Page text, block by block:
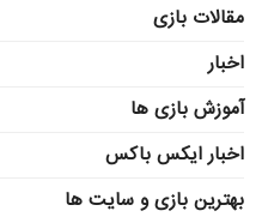
مقالات بازی
اخبار
آموزش بازی ها
اخبار ایکس باکس
بهترین بازی و سایت ها